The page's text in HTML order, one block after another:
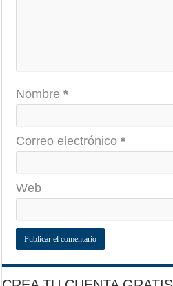
Nombre*
Correo electrónico*
Web